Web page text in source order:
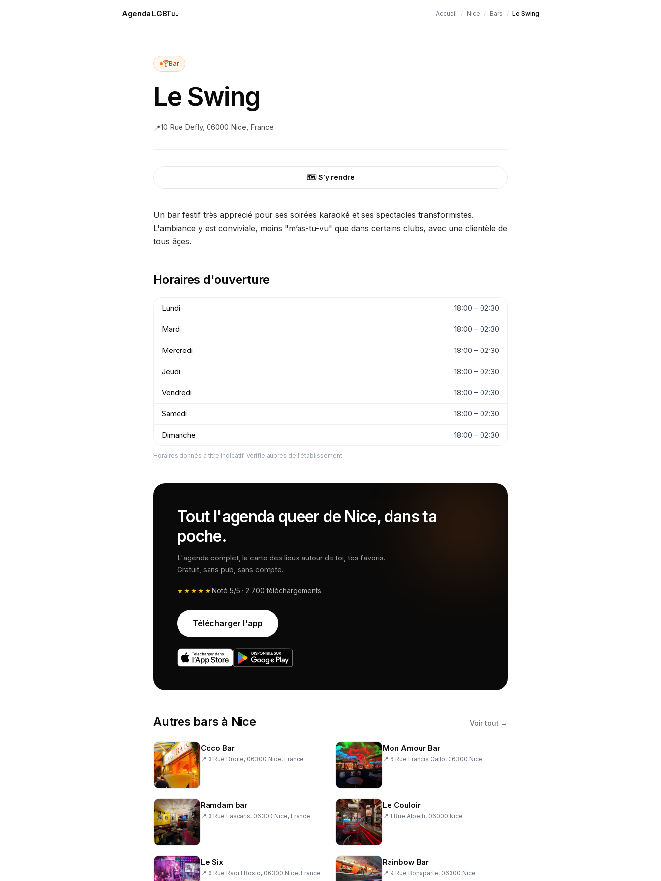
Agenda LGBT🏳️‍🌈 Accueil / Nice / Bars / Le Swing
🍸Bar
Le Swing
📍10 Rue Defly, 06000 Nice, France
🗺️ S'y rendre
Un bar festif très apprécié pour ses soirées karaoké et ses spectacles transformistes.
L'ambiance y est conviviale, moins "m’as-tu-vu" que dans certains clubs, avec une clientèle de
tous âges.
Horaires d'ouverture
Lundi 18:00 – 02:30
Mardi 18:00 – 02:30
Mercredi 18:00 – 02:30
Jeudi 18:00 – 02:30
Vendredi 18:00 – 02:30
Samedi 18:00 – 02:30
Dimanche 18:00 – 02:30
Horaires donnés à titre indicatif. Vérifie auprès de l'établissement.
Tout l'agenda queer de Nice, dans ta
poche.
L'agenda complet, la carte des lieux autour de toi, tes favoris.
Gratuit, sans pub, sans compte.
★★★★★Noté 5/5 · 2 700 téléchargements
Télécharger l'app
Autres bars à Nice Voir tout →
Coco Bar
📍 3 Rue Droite, 06300 Nice, France
Mon Amour Bar
📍 6 Rue Francis Gallo, 06300 Nice
Ramdam bar
📍 3 Rue Lascaris, 06300 Nice, France
Le Couloir
📍 1 Rue Alberti, 06000 Nice
Le Six
📍 6 Rue Raoul Bosio, 06300 Nice, France
Rainbow Bar
📍 9 Rue Bonaparte, 06300 Nice